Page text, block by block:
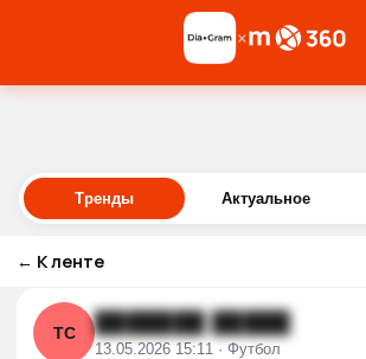
×
Тренды Актуальное
← К ленте
ТС ███████ █████
13.05.2026 15:11 · Футбол